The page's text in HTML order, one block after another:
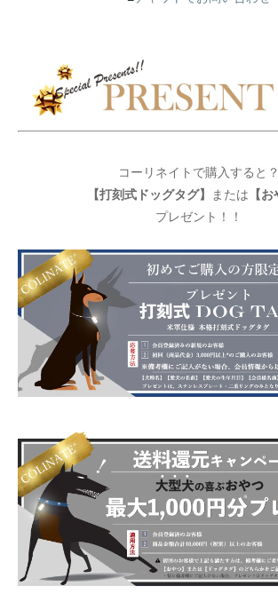
コーリネイトで購入すると？
【打刻式ドッグタグ】 または 【
プレゼント！！